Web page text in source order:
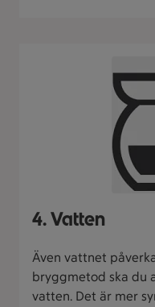
4. Vatten
Även vattnet
bryggmetod ska du
vatten. Det är mer